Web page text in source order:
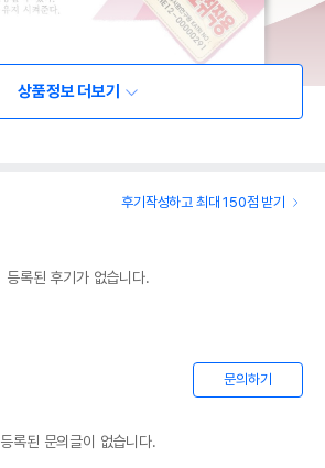
상품정보 더보기
후기작성하고 최대 150점 받기
등록된 후기가 없습니다.
문의하기
등록된 문의글이 없습니다.